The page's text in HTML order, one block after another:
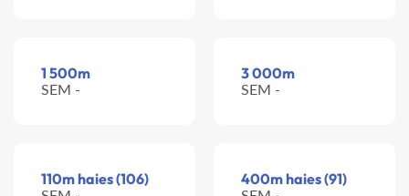
1 500m
SEM -
3 000m
SEM -
110m haies (106) 400m haies (91)